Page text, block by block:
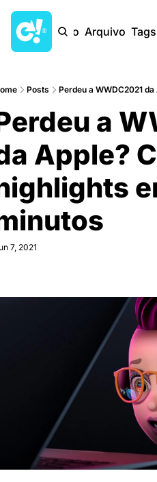
Início Arquivo Tags
Posts Perdeu a WWDC2021
a
Apple?
7, 2021